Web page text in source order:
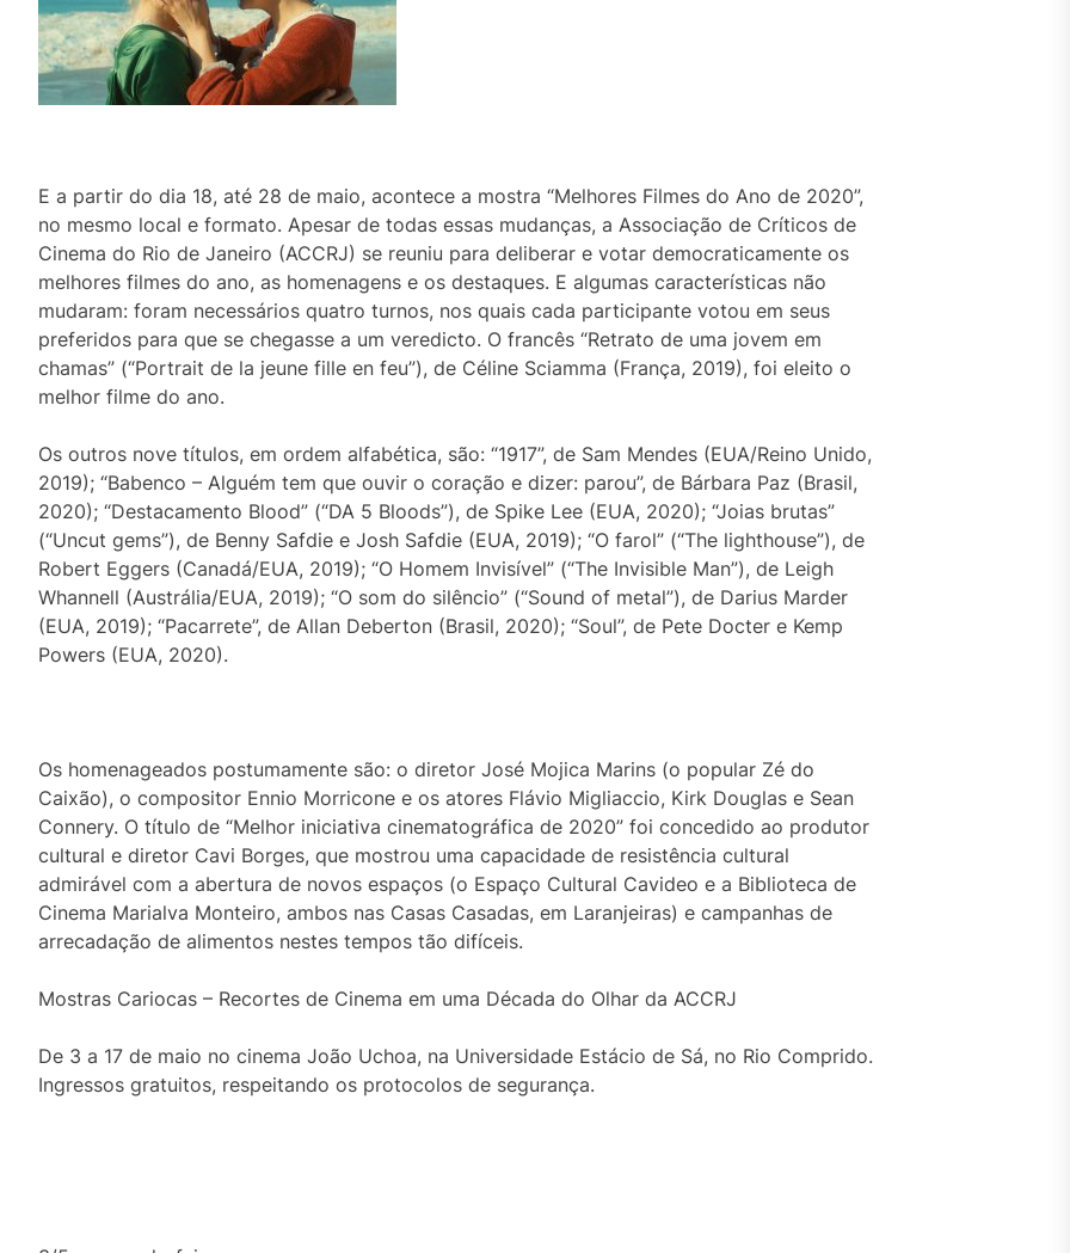
E a partir do dia 18, até 28 de maio, acontece a mostra “Melhores Filmes do Ano de 2020”,
no mesmo local e formato. Apesar de todas essas mudanças, a Associação de Críticos de
Cinema do Rio de Janeiro (ACCRJ) se reuniu para deliberar e votar democraticamente os
melhores filmes do ano, as homenagens e os destaques. E algumas características não
mudaram: foram necessários quatro turnos, nos quais cada participante votou em seus
preferidos para que se chegasse a um veredicto. O francês “Retrato de uma jovem em
chamas” (“Portrait de la jeune fille en feu”), de Céline Sciamma (França, 2019), foi eleito o
melhor filme do ano.
Os outros nove títulos, em ordem alfabética, são: “1917”, de Sam Mendes (EUA/Reino Unido,
2019); “Babenco – Alguém tem que ouvir o coração e dizer: parou”, de Bárbara Paz (Brasil,
2020); “Destacamento Blood” (“DA 5 Bloods”), de Spike Lee (EUA, 2020); “Joias brutas”
(“Uncut gems”), de Benny Safdie e Josh Safdie (EUA, 2019); “O farol” (“The lighthouse”), de
Robert Eggers (Canadá/EUA, 2019); “O Homem Invisível” (“The Invisible Man”), de Leigh
Whannell (Austrália/EUA, 2019); “O som do silêncio” (“Sound of metal”), de Darius Marder
(EUA, 2019); “Pacarrete”, de Allan Deberton (Brasil, 2020); “Soul”, de Pete Docter e Kemp
Powers (EUA, 2020).
Os homenageados postumamente são: o diretor José Mojica Marins (o popular Zé do
Caixão), o compositor Ennio Morricone e os atores Flávio Migliaccio, Kirk Douglas e Sean
Connery. O título de “Melhor iniciativa cinematográfica de 2020” foi concedido ao produtor
cultural e diretor Cavi Borges, que mostrou uma capacidade de resistência cultural
admirável com a abertura de novos espaços (o Espaço Cultural Cavideo e a Biblioteca de
Cinema Marialva Monteiro, ambos nas Casas Casadas, em Laranjeiras) e campanhas de
arrecadação de alimentos nestes tempos tão difíceis.
Mostras Cariocas – Recortes de Cinema em uma Década do Olhar da ACCRJ
De 3 a 17 de maio no cinema João Uchoa, na Universidade Estácio de Sá, no Rio Comprido.
Ingressos gratuitos, respeitando os protocolos de segurança.